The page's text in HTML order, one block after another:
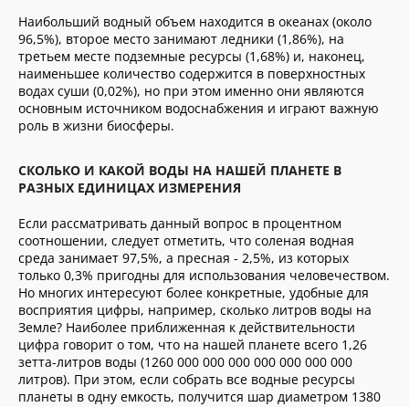
Наибольший водный объем находится в океанах (около
96,5%), второе место занимают ледники (1,86%), на
третьем месте подземные ресурсы (1,68%) и, наконец,
наименьшее количество содержится в поверхностных
водах суши (0,02%), но при этом именно они являются
основным источником водоснабжения и играют важную
роль в жизни биосферы.
СКОЛЬКО И КАКОЙ ВОДЫ НА НАШЕЙ ПЛАНЕТЕ В
РАЗНЫХ ЕДИНИЦАХ ИЗМЕРЕНИЯ
Если рассматривать данный вопрос в процентном
соотношении, следует отметить, что соленая водная
среда занимает 97,5%, а пресная - 2,5%, из которых
только 0,3% пригодны для использования человечеством.
Но многих интересуют более конкретные, удобные для
восприятия цифры, например, сколько литров воды на
Земле? Наиболее приближенная к действительности
цифра говорит о том, что на нашей планете всего 1,26
зетта-литров воды (1260 000 000 000 000 000 000 000
литров). При этом, если собрать все водные ресурсы
планеты в одну емкость, получится шар диаметром 1380